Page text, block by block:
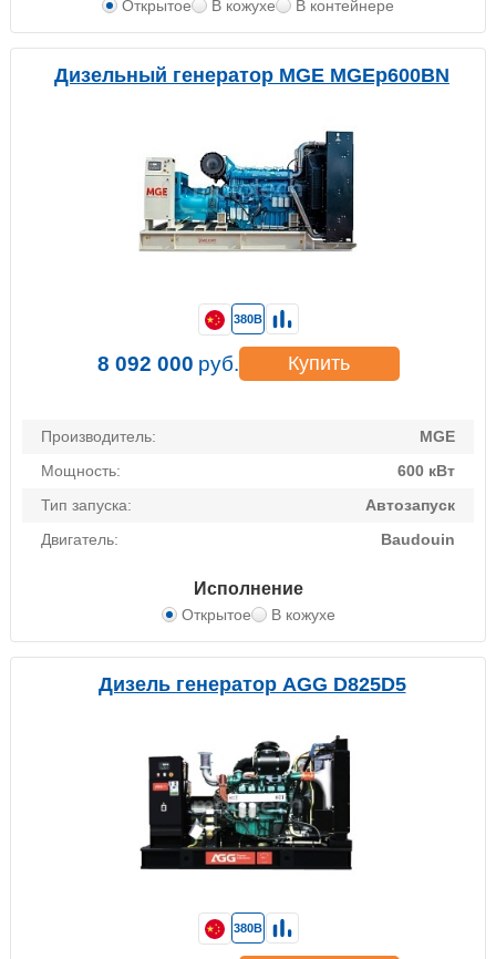
Открытое В кожухе В контейнере
Дизельный генератор MGE MGEp600BN
Производитель:
MGE
Мощность:
600 кВт
Тип запуска:
Автозапуск
Двигатель:
Baudouin
Исполнение
Открытое В кожухе
380В
8 092 000 руб. Купить
Дизель генератор AGG D825D5
380В